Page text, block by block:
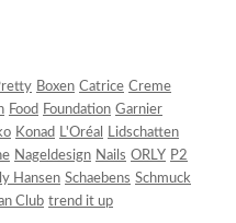
Boxen Catrice Creme
Food Foundation Garnier
Konad L'Oréal
Lidschatten
Nageldesign Nails ORLY P2
Hansen Schaebens Schmuck
Club trend it up